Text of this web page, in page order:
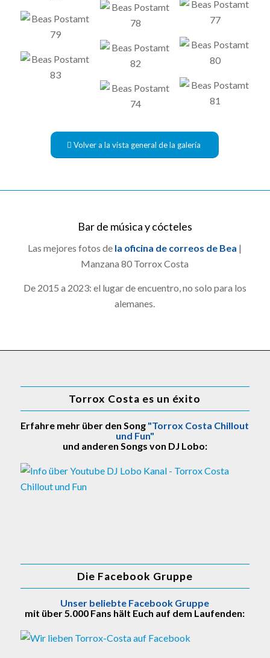
Volver a la vista general de la galería
Bar de música y cócteles
Las mejores fotos de la oficina de correos de Bea |
Manzana 80 Torrox Costa
De 2015 a 2023: el lugar de encuentro, no solo para los
alemanes.
Torrox Costa es un éxito
Erfahre mehr über den Song "Torrox Costa Chillout
und Fun"
und anderen Songs von DJ Lobo:
Die Facebook Gruppe
Unser beliebte Facebook Gruppe
mit über 5.000 Fans hält Euch auf dem Laufenden: